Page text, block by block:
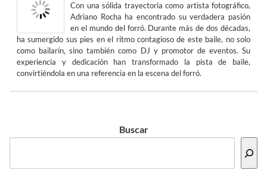
Con una sólida trayectoria como artista fotográfico,
Adriano Rocha ha encontrado su verdadera pasión
en el mundo del forró. Durante más de dos décadas,
ha sumergido sus pies en el ritmo contagioso de este baile, no solo
como bailarín, sino también como DJ y promotor de eventos. Su
experiencia y dedicación han transformado la pista de baile,
convirtiéndola en una referencia en la escena del forró.
Buscar